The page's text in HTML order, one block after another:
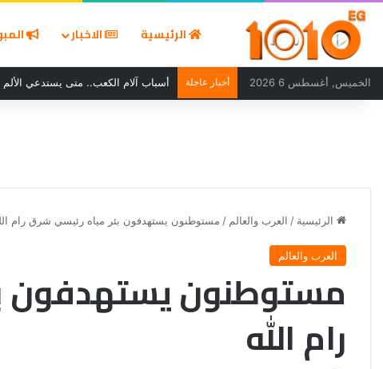
الرئيسية الاخبار
الخميس, أغسطس 6 2026 أخبار عاجلة أسباب آلام الكعب.. متى يستدعي الألم
الرئيسية / العرب والعالم / مستوطنون يستهدفون بئر مياه رئيسي شرق رام
العرب والعالم
مستوطنون يستهدفون
رام الله